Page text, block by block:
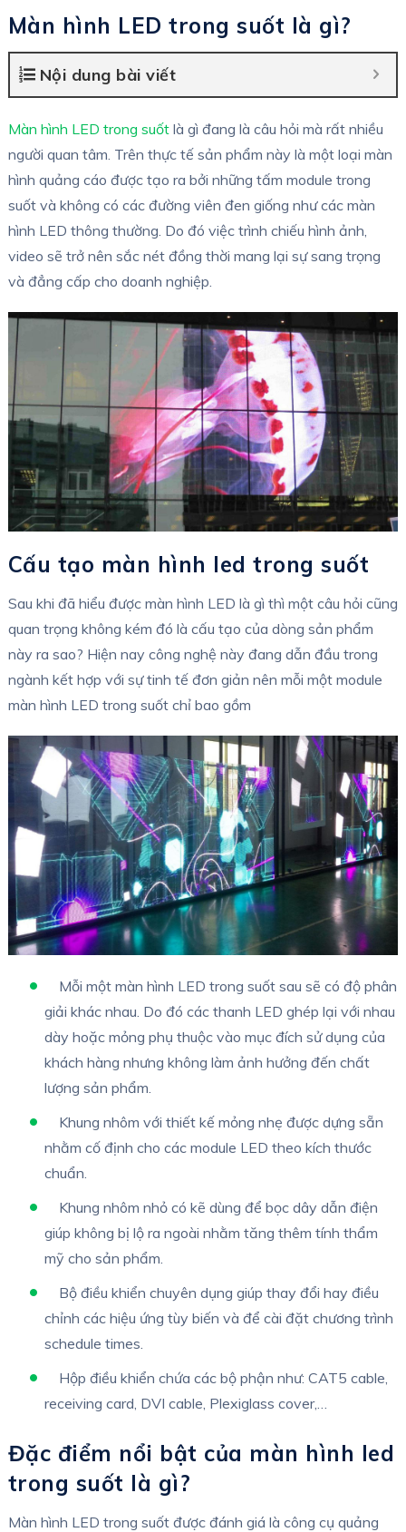
Màn hình LED trong suốt là gì?
Nội dung bài viết
Màn hình LED trong suốtlà gì đang là câu hỏi mà rất nhiều
người quan tâm. Trên thực tế sản phẩm này là một loại màn
hình quảng cáo được tạo ra bởi những tấm module trong
suốt và không có các đường viên đen giống như các màn
hình LED thông thường. Do đó việc trình chiếu hình ảnh,
video sẽ trở nên sắc nét đồng thời mang lại sự sang trọng
và đẳng cấp cho doanh nghiệp.
Cấu tạo màn hình led trong suốt
Sau khi đã hiểu được màn hình LED là gì thì một câu hỏi cũng
quan trọng không kém đó là cấu tạo của dòng sản phẩm
này ra sao? Hiện nay công nghệ này đang dẫn đầu trong
ngành kết hợp với sự tinh tế đơn giản nên mỗi một module
màn hình LED trong suốt chỉ bao gồm
Mỗi một màn hình LED trong suốt sau sẽ có độ phân
giải khác nhau. Do đó các thanh LED ghép lại với nhau
dày hoặc mỏng phụ thuộc vào mục đích sử dụng của
khách hàng nhưng không làm ảnh hưởng đến chất
lượng sản phẩm.
Khung nhôm với thiết kế mỏng nhẹ được dựng sẵn
nhằm cố định cho các module LED theo kích thước
chuẩn.
Khung nhôm nhỏ có kẽ dùng để bọc dây dẫn điện
giúp không bị lộ ra ngoài nhằm tăng thêm tính thẩm
mỹ cho sản phẩm.
Bộ điều khiển chuyên dụng giúp thay đổi hay điều
chỉnh các hiệu ứng tùy biến và để cài đặt chương trình
schedule times.
Hộp điều khiển chứa các bộ phận như: CAT5 cable,
receiving card, DVI cable, Plexiglass cover,…
Đặc điểm nổi bật của màn hình led
trong suốt là gì?
Màn hình LED trong suốt được đánh giá là công cụ quảng